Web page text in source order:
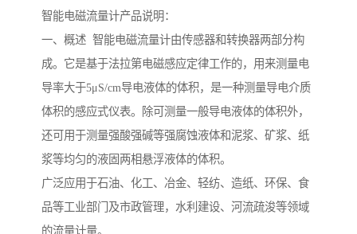
智能电磁流量计产品说明：
一、概述 智能电磁流量计由传感器和转换器两部分构
成。它是基于法拉第电磁感应定律工作的，用来测量电
导率大于5μS/cm导电液体的体积，是一种测量导电介质
体积的感应式仪表。除可测量一般导电液体的体积外，
还可用于测量强酸强碱等强腐蚀液体和泥浆、矿浆、纸
浆等均匀的液固两相悬浮液体的体积。
广泛应用于石油、化工、冶金、轻纺、造纸、环保、食
品等工业部门及市政管理，水利建设、河流疏浚等领域
的流量计量。